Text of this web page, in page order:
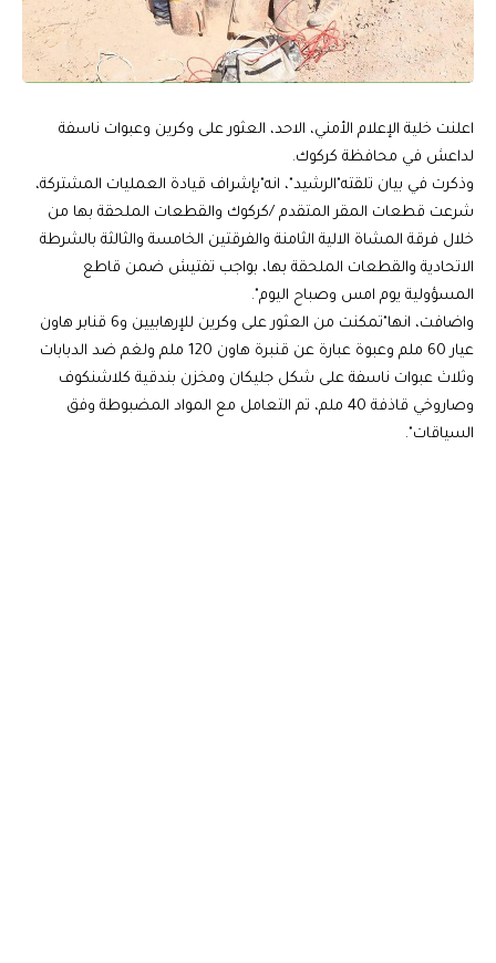
اعلنت خلية الإعلام الأمني، الاحد، العثور على وكرين وعبوات ناسفة
لداعش في محافظة كركوك.
وذكرت في بيان تلقته"الرشيد"، انه"بإشراف قيادة العمليات المشتركة،
شرعت قطعات المقر المتقدم /كركوك والقطعات الملحقة بها من
خلال فرقة المشاة الالية الثامنة والفرقتين الخامسة والثالثة بالشرطة
الاتحادية والقطعات الملحقة بها، بواجب تفتيش ضمن قاطع
المسؤولية يوم امس وصباح اليوم".
واضافت، انها"تمكنت من العثور على وكرين للإرهابيين و6 قنابر هاون
عيار 60 ملم وعبوة عبارة عن قنبرة هاون 120 ملم ولغم ضد الدبابات
وثلاث عبوات ناسفة على شكل جليكان ومخزن بندقية كلاشنكوف
وصاروخي قاذفة 40 ملم، تم التعامل مع المواد المضبوطة وفق
السياقات".